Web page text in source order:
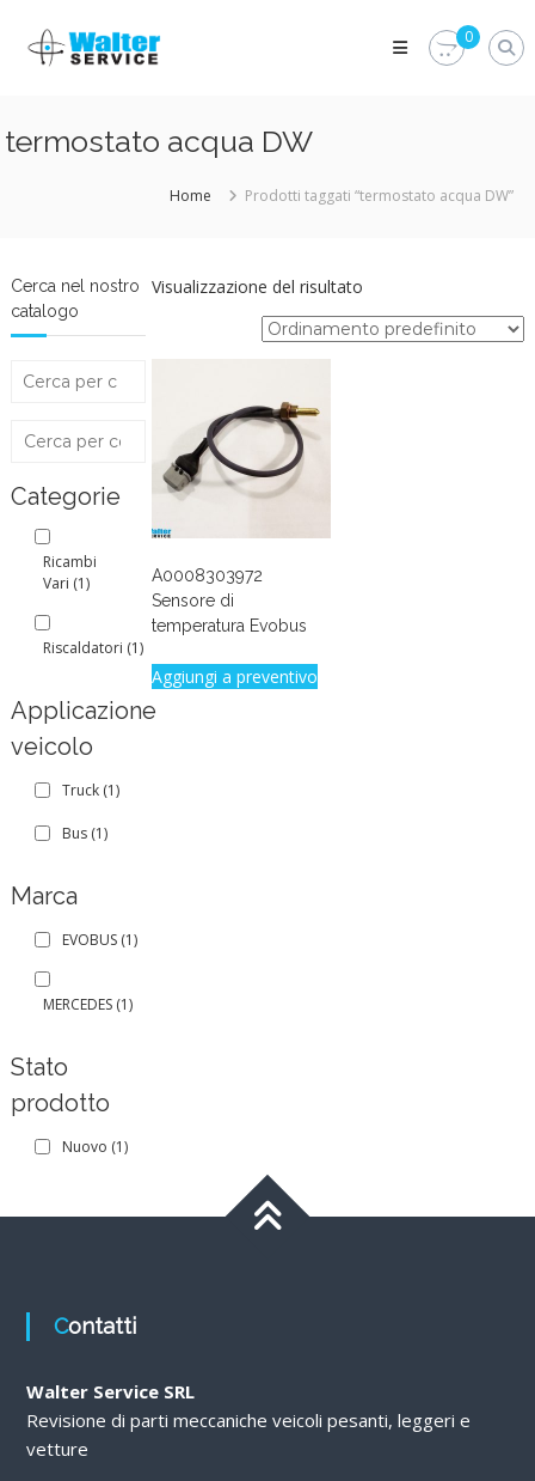
content
Walter
Service
parti
Walter
Service
Srl
0
termostato acqua DW
Home Prodotti taggati “termostato acqua DW”
Visualizzazione del risultato
A0008303972
Sensore di
temperatura Evobus
Aggiungi a preventivo
Cerca nel nostro
catalogo
Categorie
Ricambi
Vari (1)
Riscaldatori (1)
Applicazione
veicolo
Truck (1)
Bus (1)
Marca
EVOBUS (1)
MERCEDES (1)
Stato
prodotto
Nuovo (1)
Contatti
Walter Service SRL
Revisione di parti meccaniche veicoli pesanti, leggeri e
vetture